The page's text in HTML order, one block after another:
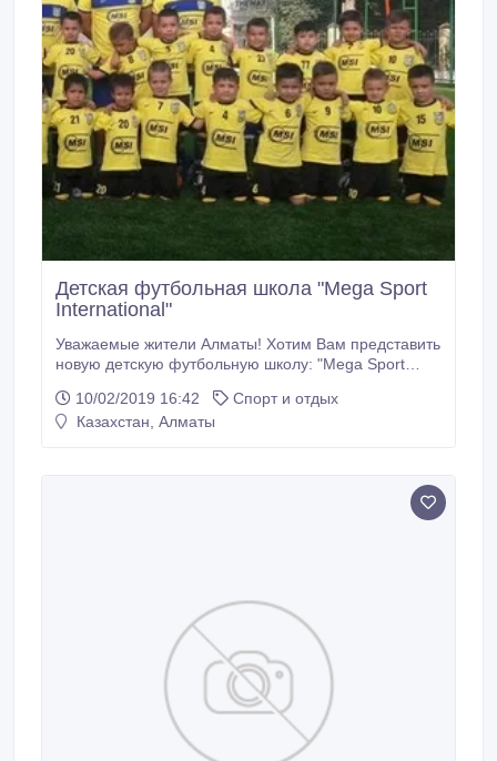
Детская футбольная школа "Mega Sport
International"
Уважаемые жители Алматы! Хотим Вам представить
новую детскую футбольную школу: "Mega Sport
Sport International” объявляет набор мальчиков и
девочек в возрасте от 3х до 15 лет. Первая
10/02/2019 16:42
Спорт и отдых
Казахстан, Алматы